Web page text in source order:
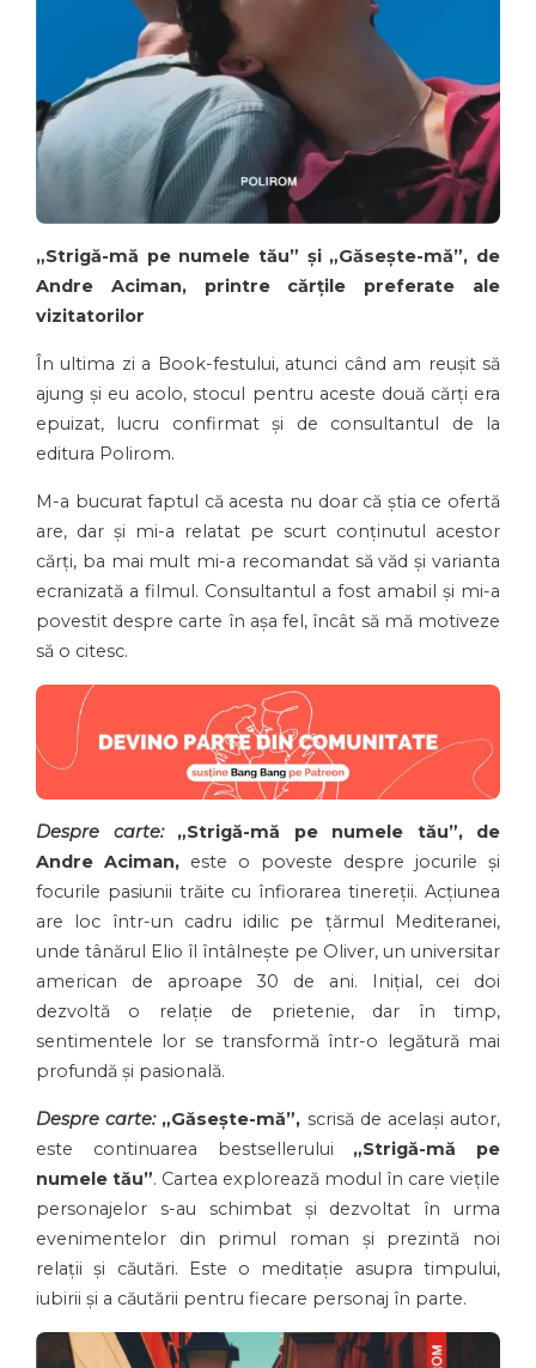
„Strigă-mă pe numele tău” și „Găsește-mă”, de
Andre Aciman, printre cărțile preferate ale
vizitatorilor
În ultima zi a Book-festului, atunci când am reușit să
ajung și eu acolo, stocul pentru aceste două cărți era
epuizat, lucru confirmat și de consultantul de la
editura Polirom.
M-a bucurat faptul că acesta nu doar că știa ce ofertă
are, dar și mi-a relatat pe scurt conținutul acestor
cărți, ba mai mult mi-a recomandat să văd și varianta
ecranizată a filmul. Consultantul a fost amabil și mi-a
povestit despre carte în așa fel, încât să mă motiveze
să o citesc.
Despre carte:
„Strigă-mă pe numele tău”, de
Andre Aciman, este o poveste despre jocurile și
focurile pasiunii trăite cu înfiorarea tinereții. Acțiunea
are loc într-un cadru idilic pe țărmul Mediteranei,
unde tânărul Elio îl întâlnește pe Oliver, un universitar
american de aproape 30 de ani. Inițial, cei doi
dezvoltă o relație de prietenie, dar în timp,
sentimentele lor se transformă într-o legătură mai
profundă și pasională.
Despre carte: „Găsește-mă”, scrisă de același autor,
este continuarea bestsellerului „Strigă-mă pe
numele tău”. Cartea explorează modul în care viețile
personajelor s-au schimbat și dezvoltat în urma
evenimentelor din primul roman și prezintă noi
relații și căutări. Este o meditație asupra timpului,
iubirii și a căutării pentru fiecare personaj în parte.